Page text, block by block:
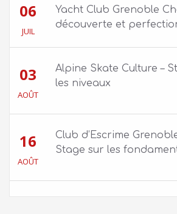
06
JUIL
Yacht Club Grenoble
découverte et
03
AOÛT
Alpine Skate Culture –
les niveaux
16
AOÛT
Club d’Escrime
Stage sur les